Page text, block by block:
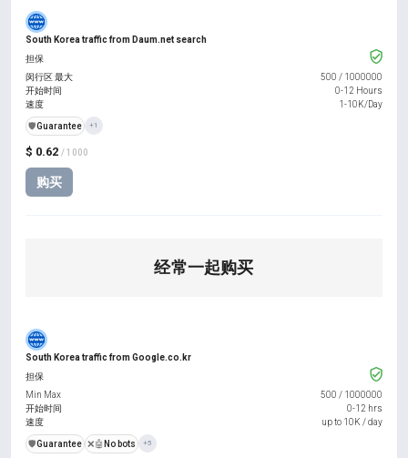
South Korea traffic from Daum.net search
$ 0.62 / 1000
购买
担保
闵行区 最大
500 / 1000000
开始时间
0-12 Hours
速度
1-10K/Day
️🛡️Guarantee +1
经常一起购买
South Korea traffic from Google.co.kr
担保
Min Max
500 / 1000000
开始时间
0-12 hrs
速度
up to 10K / day
️🛡️Guarantee ❌🤖 No bots +5